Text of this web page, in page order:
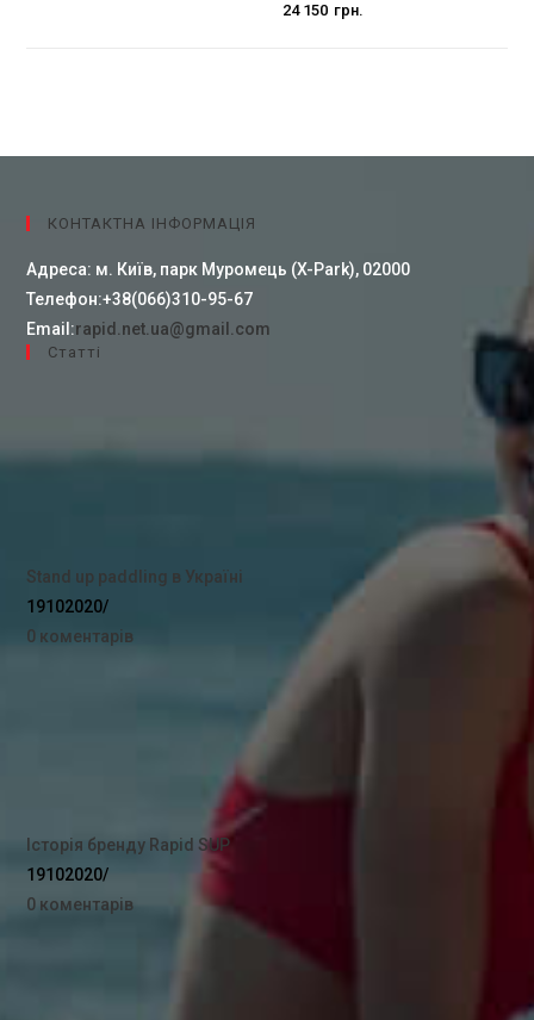
грн.
24 150
КОНТАКТНА ІНФОРМАЦІЯ
Адреса: м. Київ, парк Муромець (X-Park), 02000
Телефон:+38(066)310-95-67
Email:rapid.net.ua@gmail.com
Cтатті
Stand up paddling в Україні
19102020/
0 коментарів
Історія бренду Rapid SUP
19102020/
0 коментарів